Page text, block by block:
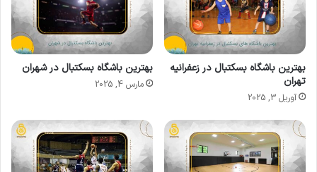
بهترین باشگاه بسکتبال در زعفرانیه
تهران
آوریل 3, 2025
بهترین باشگاه بسکتبال در شهران
مارس 4, 2025